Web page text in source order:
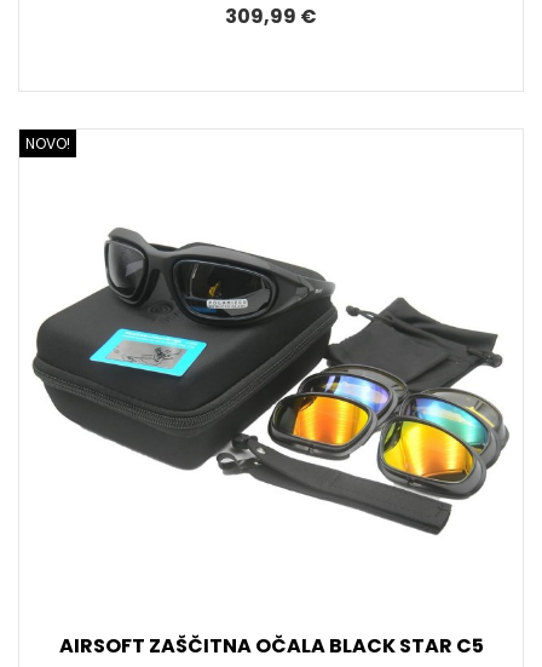
309,99 €
NOVO!
AIRSOFT ZAŠČITNA OČALA BLACK STAR C5